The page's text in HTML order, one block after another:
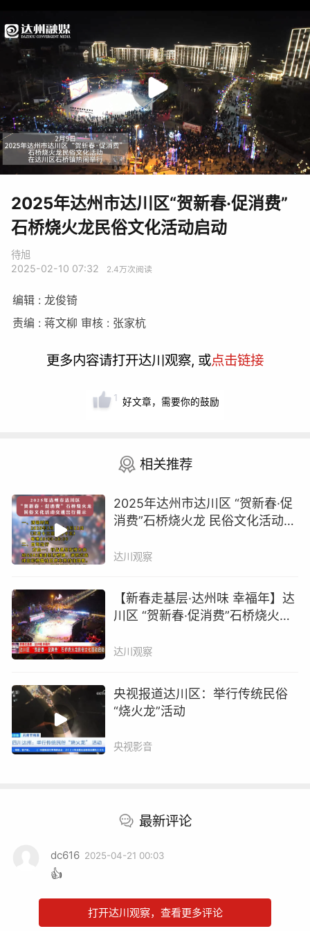
2025年达州市达川区“贺新春·促消费”
石桥烧火龙民俗文化活动启动
待旭
2025-02-10 07:32
2.4万次阅读
编辑 : 龙俊锜
责编 : 蒋文柳 审核 : 张家杭
更多内容请打开达川观察, 或点击链接
1 好文章，需要你的鼓励
相关推荐
2025年达州市达川区 “贺新春·促
消费”石桥烧火龙 民俗文化活动交
达川观察
【新春走基层·达州味 幸福年】达
川区 “贺新春·促消费”石桥烧火龙
达川观察
央视报道达川区：举行传统民俗
“烧火龙”活动
央视影音
最新评论
dc616 2025-04-21 00:03
👍
打开达川观察，查看更多评论